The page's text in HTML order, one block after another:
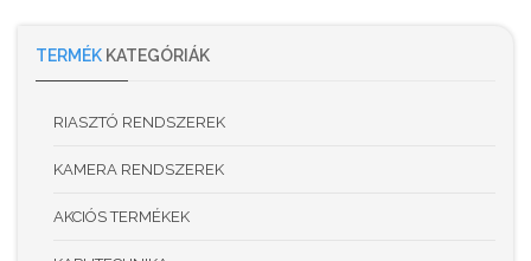
TERMÉK KATEGÓRIÁK
RIASZTÓ RENDSZEREK
KAMERA RENDSZEREK
AKCIÓS TERMÉKEK